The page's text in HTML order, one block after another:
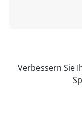
Verbessern Sie